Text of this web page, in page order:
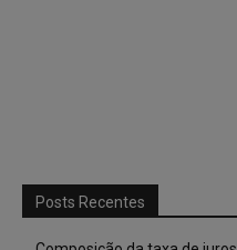
Posts Recentes